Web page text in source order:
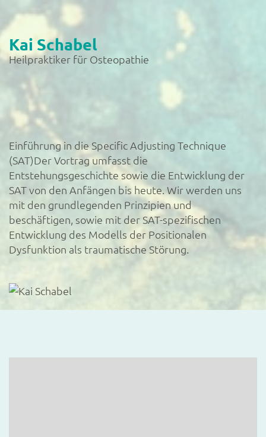
Kai Schabel
Heilpraktiker für Osteopathie
Einführung in die Specific Adjusting Technique
(SAT)Der Vortrag umfasst die
Entstehungsgeschichte sowie die Entwicklung der
SAT von den Anfängen bis heute. Wir werden uns
mit den grundlegenden Prinzipien und
beschäftigen, sowie mit der SAT-spezifischen
Entwicklung des Modells der Positionalen
Dysfunktion als traumatische Störung.